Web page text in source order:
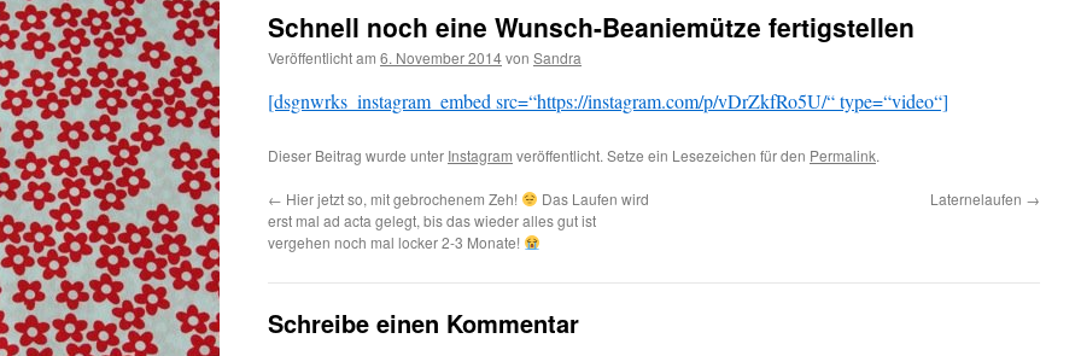
Schnell noch eine Wunsch-Beaniemütze fertigstellen
Veröffentlicht am 6. November 2014von Sandra
[dsgnwrks_instagram_embed src=“https://instagram.com/p/vDrZkfRo5U/“ type=“video“]
Dieser Beitrag wurde unter Instagram veröffentlicht. Setze ein Lesezeichen für den Permalink.
← Hier jetzt so, mit gebrochenem Zeh!
Das Laufen wird
erst mal ad acta gelegt, bis das wieder alles gut ist
vergehen noch mal locker 2-3 Monate!
Laternelaufen →
Schreibe einen Kommentar